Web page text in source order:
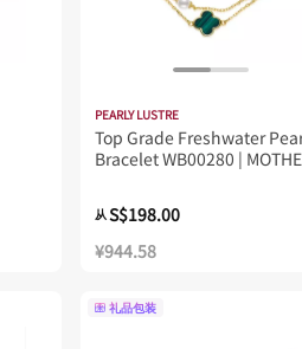
PEARLY LUSTRE
Top Grade Freshwater
Bracelet WB00280 |
从S$198.00
¥944.58
礼品包装